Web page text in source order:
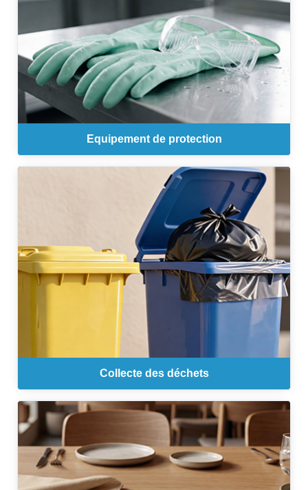
Equipement de protection
Collecte des déchets